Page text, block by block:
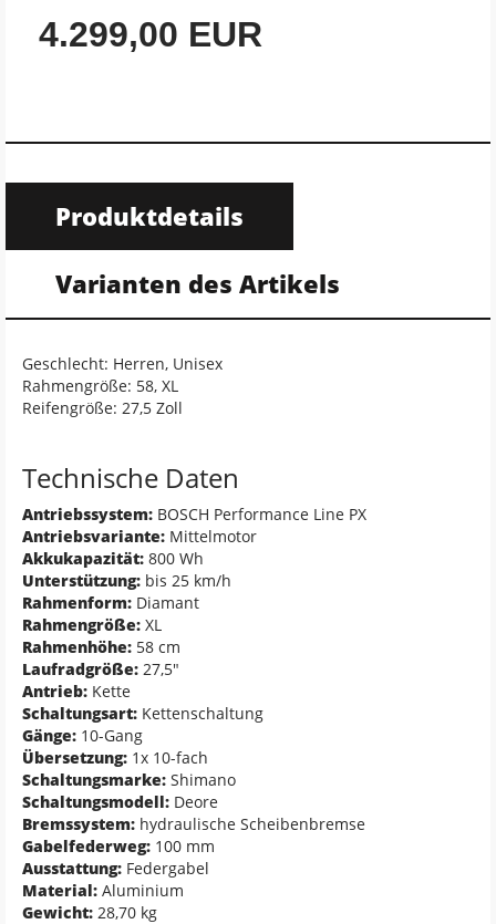
4.299,00 EUR
Produktdetails
Varianten des Artikels
Geschlecht: Herren, Unisex
Rahmengröße: 58, XL
Reifengröße: 27,5 Zoll
Technische Daten
Antriebssystem: BOSCH Performance Line PX
Antriebsvariante: Mittelmotor
Akkukapazität: 800 Wh
Unterstützung: bis 25 km/h
Rahmenform: Diamant
Rahmengröße: XL
Rahmenhöhe: 58 cm
Laufradgröße: 27,5"
Antrieb: Kette
Schaltungsart: Kettenschaltung
Gänge: 10-Gang
Übersetzung: 1x 10-fach
Schaltungsmarke: Shimano
Schaltungsmodell: Deore
Bremssystem: hydraulische Scheibenbremse
Gabelfederweg: 100 mm
Ausstattung: Federgabel
Material: Aluminium
Gewicht: 28,70 kg